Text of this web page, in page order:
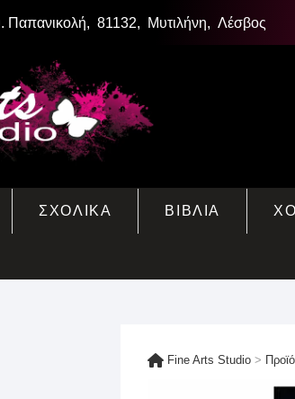
Παπανικολή, 81132, Μυτιλήνη, Λέσβος
ΣΧΟΛΙΚΑ ΒΙΒΛΙΑ
Fine Arts Studio >